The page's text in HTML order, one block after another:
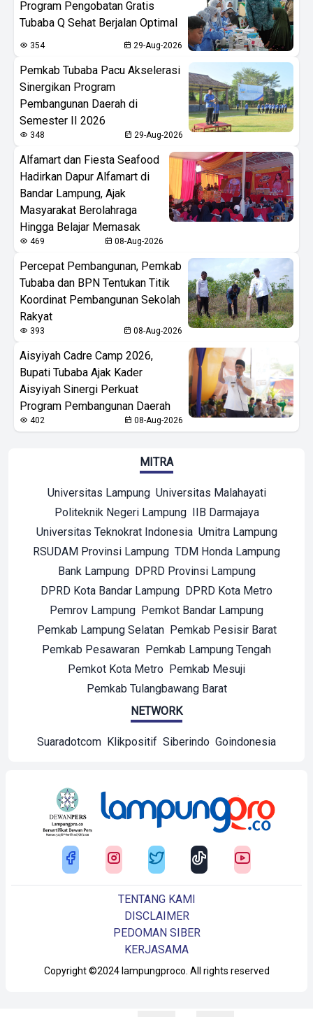
Program Pengobatan Gratis
Tubaba Q Sehat Berjalan Optimal
354 29-Aug-2026
Pemkab Tubaba Pacu Akselerasi
Sinergikan Program
Pembangunan Daerah di
Semester II 2026
348 29-Aug-2026
Alfamart dan Fiesta Seafood
Hadirkan Dapur Alfamart di
Bandar Lampung, Ajak
Masyarakat Berolahraga
Hingga Belajar Memasak
469 08-Aug-2026
Percepat Pembangunan, Pemkab
Tubaba dan BPN Tentukan Titik
Koordinat Pembangunan Sekolah
Rakyat
393 08-Aug-2026
Aisyiyah Cadre Camp 2026,
Bupati Tubaba Ajak Kader
Aisyiyah Sinergi Perkuat
Program Pembangunan Daerah
402 08-Aug-2026
MITRA
Universitas Lampung Universitas Malahayati
Politeknik Negeri Lampung IIB Darmajaya
Universitas Teknokrat Indonesia Umitra Lampung
RSUDAM Provinsi Lampung TDM Honda Lampung
Bank Lampung DPRD Provinsi Lampung
DPRD Kota Bandar Lampung DPRD Kota Metro
Pemrov Lampung Pemkot Bandar Lampung
Pemkab Lampung Selatan Pemkab Pesisir Barat
Pemkab Pesawaran Pemkab Lampung Tengah
Pemkot Kota Metro Pemkab Mesuji
Pemkab Tulangbawang Barat
NETWORK
Suaradotcom Klikpositif Siberindo Goindonesia
Copyright ©2024 lampungproco. All rights reserved
TENTANG KAMI
DISCLAIMER
PEDOMAN SIBER
KERJASAMA